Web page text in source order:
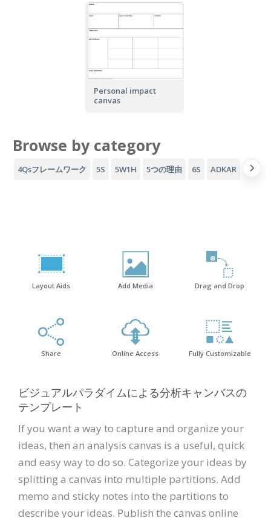
Personal impact
canvas
Browse by category
4Qsフレームワーク 5S 5W1H 5つの理由 6S ADKAR AIDA
Layout Aids Add Media Drag and Drop
Share Online Access Fully Customizable
ビジュアルパラダイムによる分析キャンバスの
テンプレート
If you want a way to capture and organize your
ideas, then an analysis canvas is a useful, quick
and easy way to do so. Categorize your ideas by
splitting a canvas into multiple partitions. Add
memo and sticky notes into the partitions to
describe your ideas. Publish the canvas online